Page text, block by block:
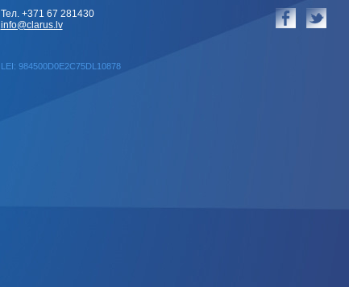
LEI: 984500D0E2C75DL10878
Тел. +371 67 281430
info@clarus.lv